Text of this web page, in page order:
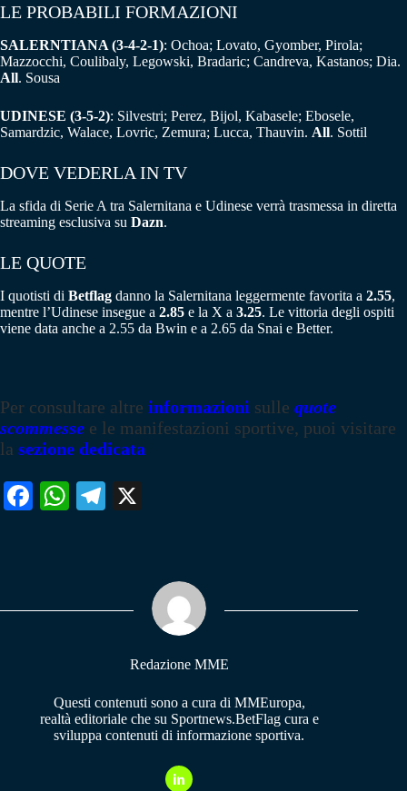
LE PROBABILI FORMAZIONI
SALERNTIANA (3-4-2-1): Ochoa; Lovato, Gyomber, Pirola;
Mazzocchi, Coulibaly, Legowski, Bradaric; Candreva, Kastanos; Dia.
All. Sousa
UDINESE (3-5-2): Silvestri; Perez, Bijol, Kabasele; Ebosele,
Samardzic, Walace, Lovric, Zemura; Lucca, Thauvin. All. Sottil
DOVE VEDERLA IN TV
La sfida di Serie A tra Salernitana e Udinese verrà trasmessa in diretta
streaming esclusiva su Dazn.
LE QUOTE
I quotisti di Betflag danno la Salernitana leggermente favorita a 2.55,
mentre l’Udinese insegue a 2.85 e la X a 3.25. Le vittoria degli ospiti
viene data anche a 2.55 da Bwin e a 2.65 da Snai e Better.
Per consultare altre informazioni sulle quote
scommesse e le manifestazioni sportive, puoi visitare
la sezione dedicata
Fa W
pp
Te
m
Redazione MME
Questi contenuti sono a cura di MMEuropa,
realtà editoriale che su Sportnews.BetFlag cura e
sviluppa contenuti di informazione sportiva.